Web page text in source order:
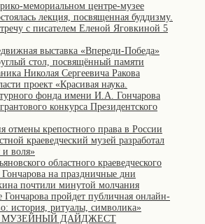
мемориальном центре-музее
лекция, посвященная буддизму.
с писателем Еленой Яговкиной 5
выставка «Впереди-Победа»
стол, посвящённый памяти
Николая Сергеевича Ракова
проект «Красивая наука.
фонда имени И.А. Гончарова
конкурса Президентского
отмены крепостного права в России
краеведческий музей разработал
и воля»
областного краеведческого
на праздничные дни
почтили минутой молчания
Гончарова пройдет публичная онлайн-
история, ритуалы, символика»
| МУЗЕЙНЫЙ ДАЙДЖЕСТ